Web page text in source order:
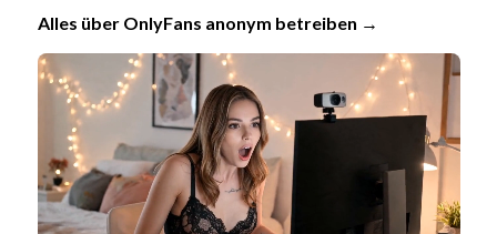
Alles über OnlyFans anonym betreiben →